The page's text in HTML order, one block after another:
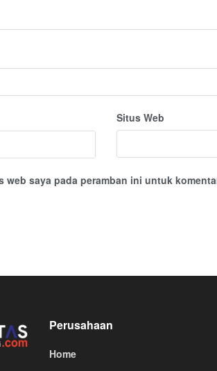
Situs Web
web saya pada peramban ini untuk
Perusahaan
Home